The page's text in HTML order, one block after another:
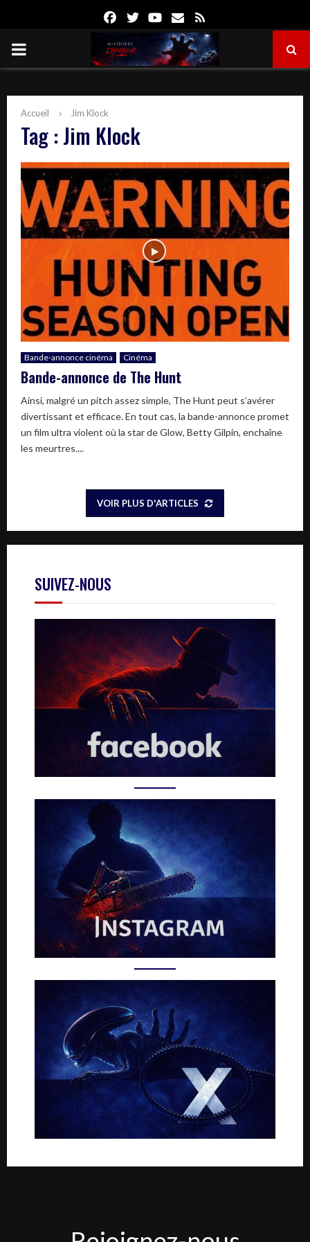
FacebookTwitterYoutube
Email
PRIMARY
Accueil Jim Klock
Tag : Jim Klock
Bande-annonce cinéma Cinéma
Bande-annonce de The Hunt
Ainsi, malgré un pitch assez simple, The Hunt peut s’avérer
divertissant et efficace. En tout cas, la bande-annonce promet
un film ultra violent où la star de Glow, Betty Gilpin, enchaîne
les meurtres....
VOIR PLUS D'ARTICLES
SUIVEZ-NOUS